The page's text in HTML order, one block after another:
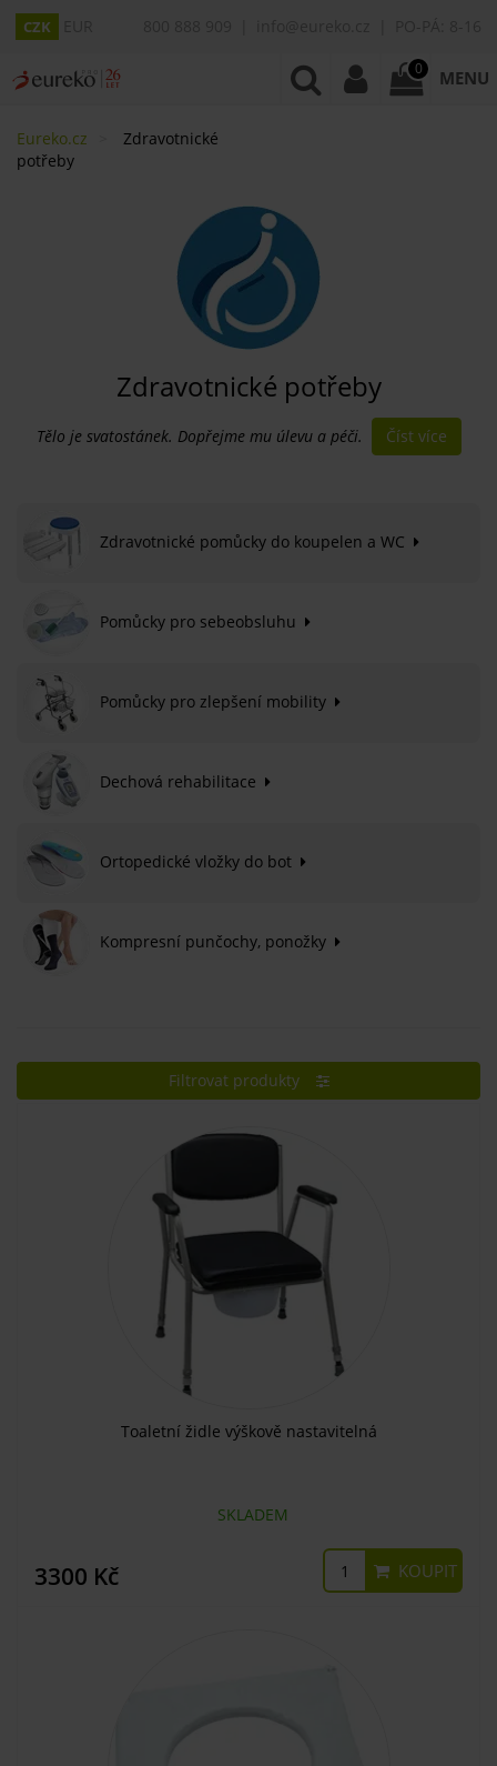
CZK
0 MENU
Eureko.cz
Zdravotnické
potřeby
Zdravotnické potřeby
Tělo je svatostánek. Dopřejme mu úlevu a péči. Číst více
Zdravotnické pomůcky do koupelen a WC
Pomůcky pro sebeobsluhu
Pomůcky pro zlepšení mobility
Dechová rehabilitace
Ortopedické vložky do bot
Kompresní punčochy, ponožky
Filtrovat produkty
Toaletní židle výškově nastavitelná
SKLADEM
3300 Kč KOUPIT